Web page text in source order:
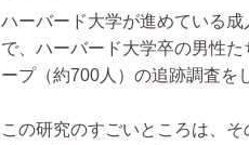
ハーバード大学が進めている
で、ハーバード大学卒の男性
ープ（約700人）の追跡調査を
この研究のすごいところは、